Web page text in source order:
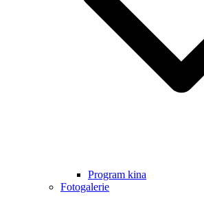
Program kina
Fotogalerie